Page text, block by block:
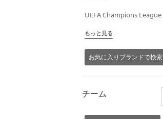
UEFA Champions League
もっと見る
お気に入りブランドで検索
チーム